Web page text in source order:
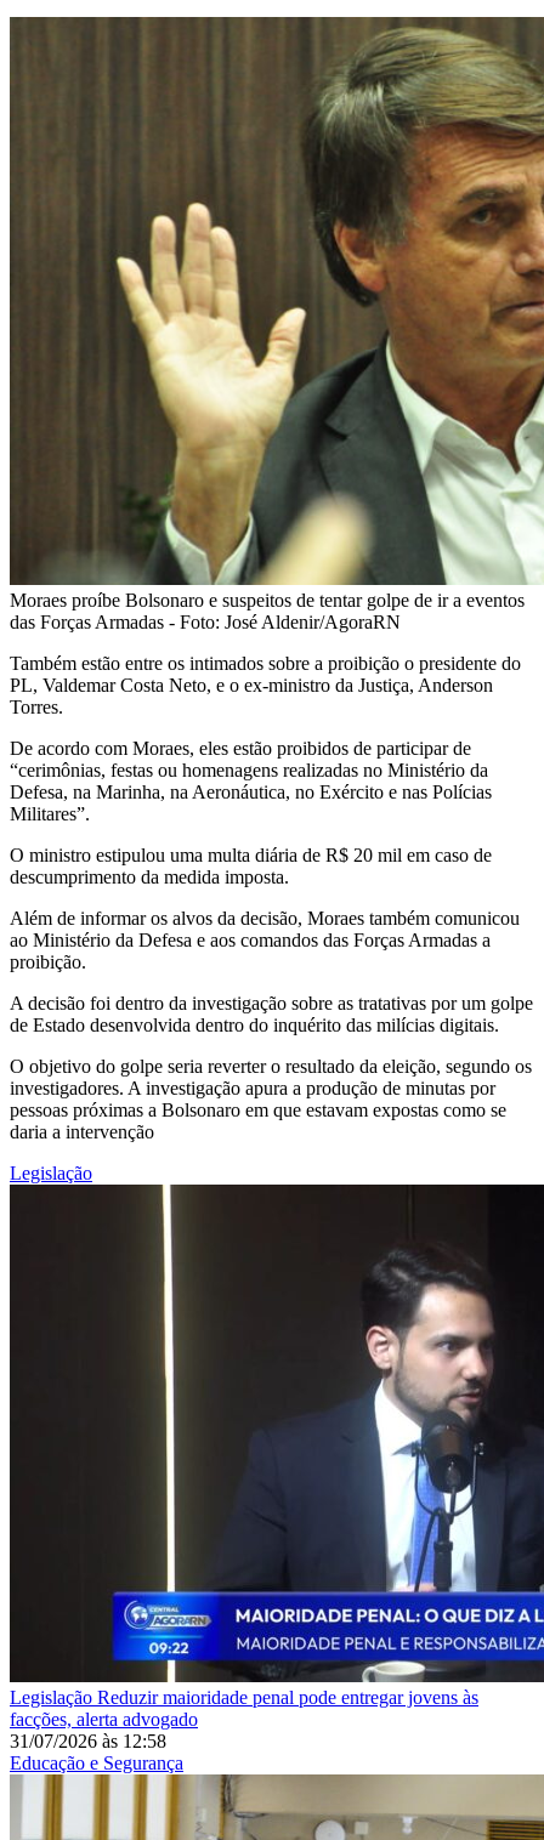
Moraes proíbe Bolsonaro e suspeitos de tentar golpe de ir a eventos
das Forças Armadas - Foto: José Aldenir/AgoraRN
Também estão entre os intimados sobre a proibição o presidente do
PL, Valdemar Costa Neto, e o ex-ministro da Justiça, Anderson
Torres.
De acordo com Moraes, eles estão proibidos de participar de
“cerimônias, festas ou homenagens realizadas no Ministério da
Defesa, na Marinha, na Aeronáutica, no Exército e nas Polícias
Militares”.
O ministro estipulou uma multa diária de R$ 20 mil em caso de
descumprimento da medida imposta.
Além de informar os alvos da decisão, Moraes também comunicou
ao Ministério da Defesa e aos comandos das Forças Armadas a
proibição.
A decisão foi dentro da investigação sobre as tratativas por um golpe
de Estado desenvolvida dentro do inquérito das milícias digitais.
O objetivo do golpe seria reverter o resultado da eleição, segundo os
investigadores. A investigação apura a produção de minutas por
pessoas próximas a Bolsonaro em que estavam expostas como se
daria a intervenção
Legislação
Legislação Reduzir maioridade penal pode entregar jovens às
facções, alerta advogado
31/07/2026 às 12:58
Educação e Segurança